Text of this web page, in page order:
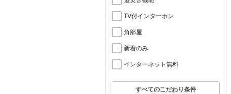
TV付インターホン
角部屋
新着のみ
インターネット無料
すべてのこだわり条件